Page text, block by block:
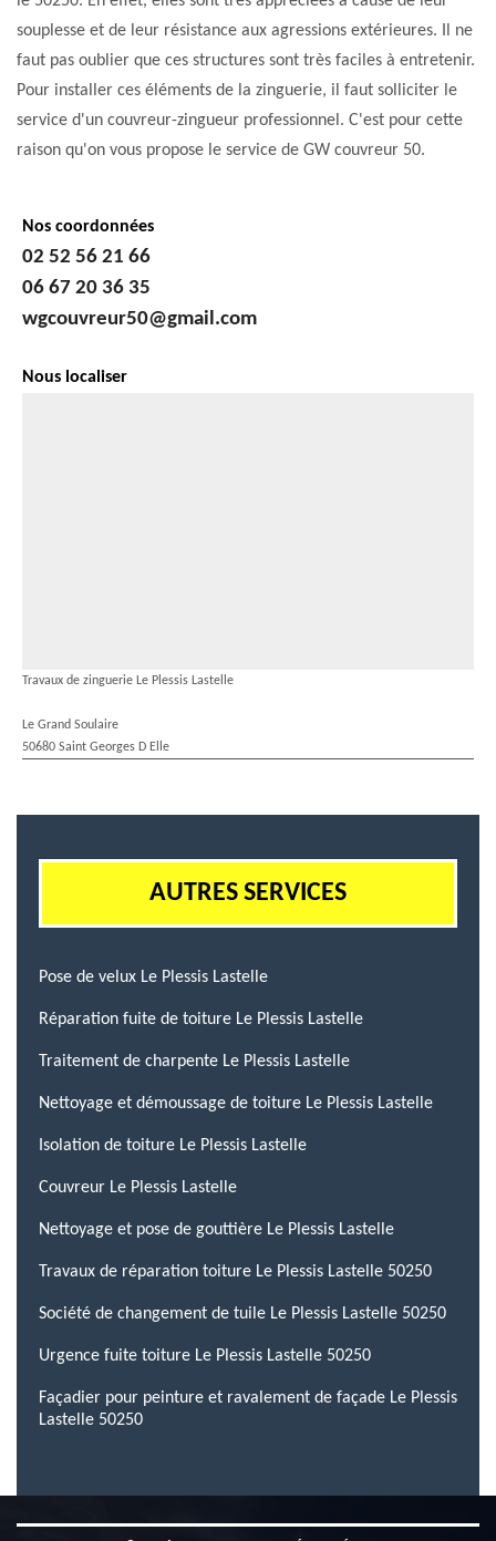
souplesse et de leur résistance aux agressions extérieures. Il ne
faut pas oublier que ces structures sont très faciles à entretenir.
Pour installer ces éléments de la zinguerie, il faut solliciter le
service d'un couvreur-zingueur professionnel. C'est pour cette
raison qu'on vous propose le service de GW couvreur 50.
Nos coordonnées
02 52 56 21 66
06 67 20 36 35
wgcouvreur50@gmail.com
Nous localiser
Travaux de zinguerie Le Plessis Lastelle
Le Grand Soulaire
50680 Saint Georges D Elle
AUTRES SERVICES
Pose de velux Le Plessis Lastelle
Réparation fuite de toiture Le Plessis Lastelle
Traitement de charpente Le Plessis Lastelle
Nettoyage et démoussage de toiture Le Plessis Lastelle
Isolation de toiture Le Plessis Lastelle
Couvreur Le Plessis Lastelle
Nettoyage et pose de gouttière Le Plessis Lastelle
Travaux de réparation toiture Le Plessis Lastelle 50250
Société de changement de tuile Le Plessis Lastelle 50250
Urgence fuite toiture Le Plessis Lastelle 50250
Façadier pour peinture et ravalement de façade Le Plessis
Lastelle 50250